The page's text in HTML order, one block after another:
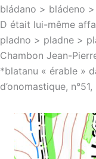
bládano > bládeno
D était lui-même
pladno > pladne >
Chambon Jean-
*blatanu « érable »
d’onomastique,